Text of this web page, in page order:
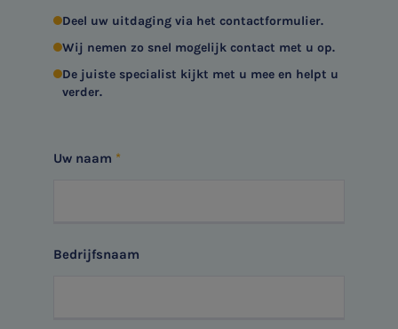
SNEL UW ANTWOORD VINDEN
Zonder gedoe
Typ hieronder uw zoekterm
Jaarrekening controle
Ontvang meldingen bij belangrijke ontwikkelingen rondom
Deel uw uitdaging via het contactformulier.
Wij nemen zo snel mogelijk contact met u op.
De juiste specialist kijkt met u mee en helpt u
verder.
Uw naam
Bedrijfsnaam